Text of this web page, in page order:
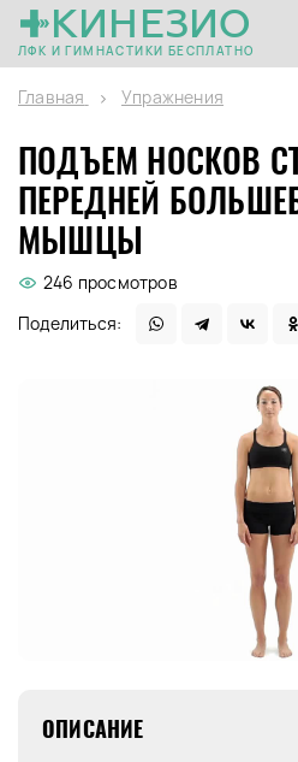
КИНЕЗИО
ЛФК И ГИМНАСТИКИ БЕСПЛАТНО
Главная Упражнения
ПОДЪЕМ НОСКОВ
ПЕРЕДНЕЙ
МЫШЦЫ
246 просмотров
Поделиться:
ОПИСАНИЕ